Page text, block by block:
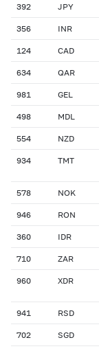
392 JPY
356 INR
124 CAD
634 QAR
981 GEL
498 MDL
554 NZD
934 TMT
578 NOK
946 RON
360 IDR
710 ZAR
960 XDR
941 RSD
702 SGD